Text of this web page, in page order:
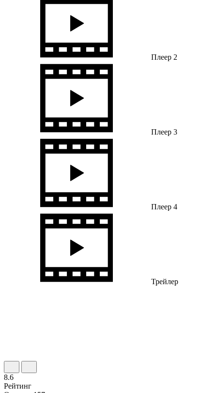
Плеер 2
Плеер 3
Плеер 4
Трейлер
8.6
Рейтинг